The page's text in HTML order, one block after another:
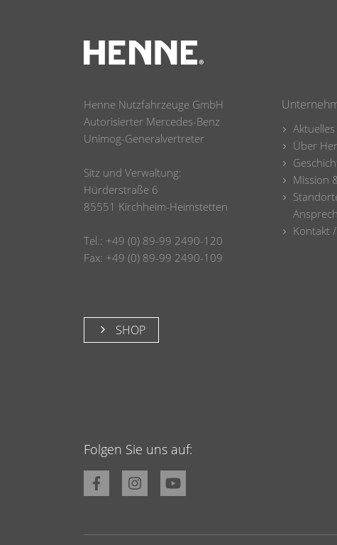
Henne Nutzfahrzeuge GmbH
Autorisierter Mercedes-Benz
Unimog-Generalvertreter
Sitz und Verwaltung:
Hürderstraße 6
85551 Kirchheim-Heimstetten
Tel.: +49 (0) 89-99 2490-120
Fax: +49 (0) 89-99 2490-109
SHOP
Aktuelles
Über
Mission
Kontakt
Folgen Sie uns auf: